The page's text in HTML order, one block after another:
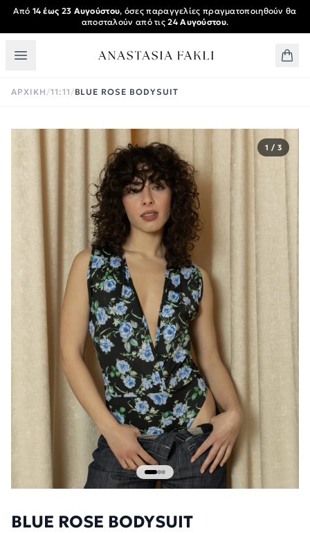
Skip to main content
Από 14 έως 23 Αυγούστου, όσες παραγγελίες πραγματοποιηθούν θα
αποσταλούν από τις24 Αυγούστου.
ΑΡΧΙΚΉ /11:11 /BLUE ROSE BODYSUIT
1 / 3
BLUE ROSE BODYSUIT